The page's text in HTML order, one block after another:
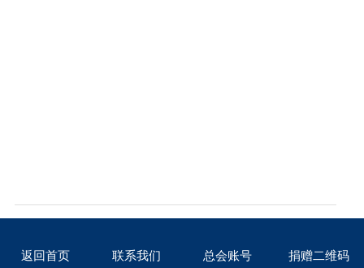
返回首页 联系我们 总会账号 捐赠二维码